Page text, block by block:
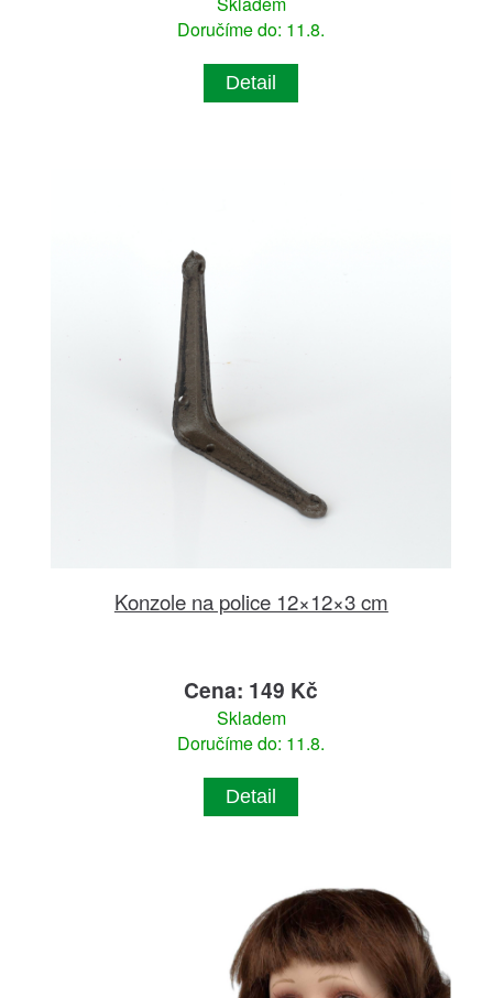
Doručíme do: 11.8.
Detail
Konzole na police 12×12×3 cm
Cena: 149 Kč
Skladem
Doručíme do: 11.8.
Detail